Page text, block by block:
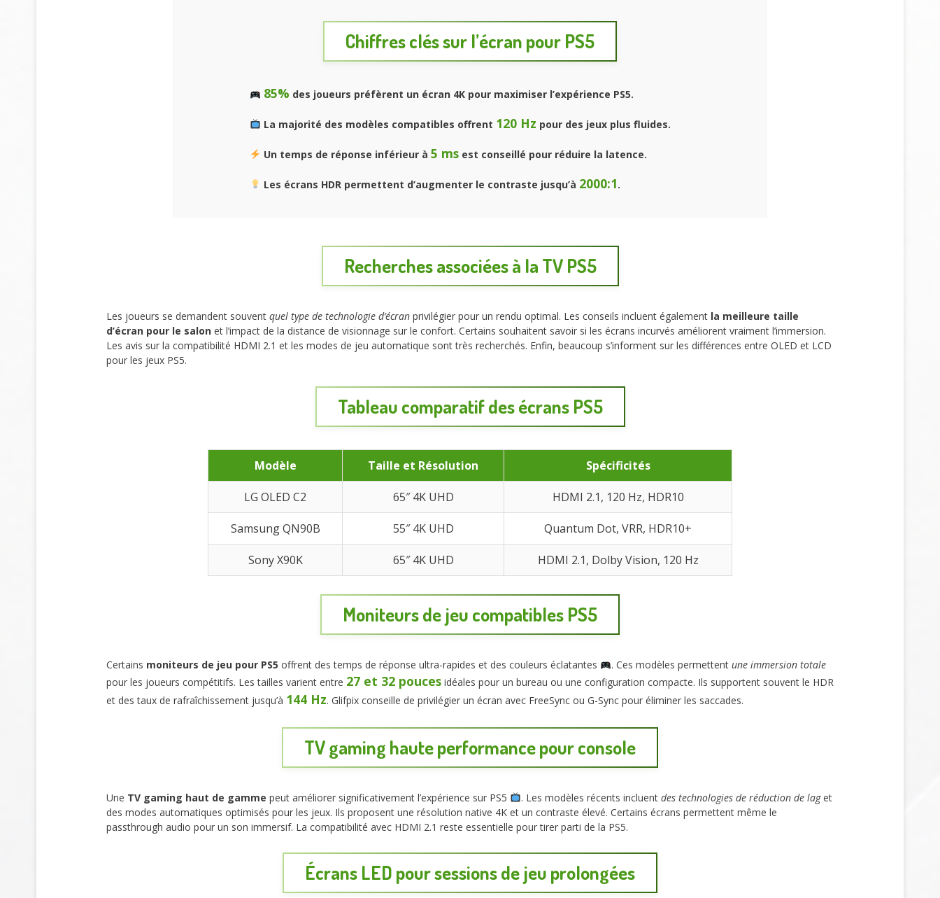
Chiffres clés sur l’écran pour PS5
85% des joueurs préfèrent un écran 4K pour maximiser l’expérience PS5.
La majorité des modèles compatibles offrent 120 Hz pour des jeux plus fluides.
Un temps de réponse inférieur à 5 msest conseillé pour réduire la latence.
Les écrans HDR permettent d’augmenter le contraste jusqu’à 2000:1.
Recherches associées à la TV PS5
Les joueurs se demandent souvent quel type de technologie d’écran privilégier pour un rendu optimal. Les conseils incluent également la meilleure taille
d’écran pour le salon et l’impact de la distance de visionnage sur le confort. Certains souhaitent savoir si les écrans incurvés améliorent vraiment l’immersion.
Les avis sur la compatibilité HDMI 2.1 et les modes de jeu automatique sont très recherchés. Enfin, beaucoup s’informent sur les différences entre OLED et LCD
pour les jeux PS5.
Tableau comparatif des écrans PS5
Modèle Taille et Résolution Spécificités
LG OLED C2 65″ 4K UHD HDMI 2.1, 120 Hz, HDR10
Samsung QN90B 55″ 4K UHD Quantum Dot, VRR, HDR10+
Sony X90K 65″ 4K UHD HDMI 2.1, Dolby Vision, 120 Hz
Moniteurs de jeu compatibles PS5
Certains moniteurs de jeu pour PS5 offrent des temps de réponse ultra-rapides et des couleurs éclatantes . Ces modèles permettent une immersion totale
pour les joueurs compétitifs. Les tailles varient entre 27 et 32 pouces idéales pour un bureau ou une configuration compacte. Ils supportent souvent le HDR
et des taux de rafraîchissement jusqu’à 144 Hz. Glifpix conseille de privilégier un écran avec FreeSync ou G-Sync pour éliminer les saccades.
TV gaming haute performance pour console
Une TV gaming haut de gamme peut améliorer significativement l’expérience sur PS5 . Les modèles récents incluent des technologies de réduction de laget
des modes automatiques optimisés pour les jeux. Ils proposent une résolution native 4K et un contraste élevé. Certains écrans permettent même le
passthrough audio pour un son immersif. La compatibilité avec HDMI 2.1 reste essentielle pour tirer parti de la PS5.
Écrans LED pour sessions de jeu prolongées